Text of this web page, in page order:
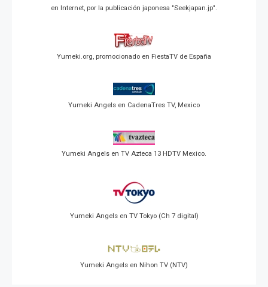
en Internet, por la publicación japonesa "Seekjapan.jp".
Yumeki.org, promocionado en FiestaTV de España
Yumeki Angels en CadenaTres TV, Mexico
Yumeki Angels en TV Azteca 13 HDTV Mexico.
Yumeki Angels en TV Tokyo (Ch 7 digital)
Yumeki Angels en Nihon TV (NTV)